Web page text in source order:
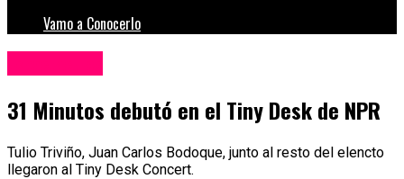
Vamo a Conocerlo
31 Minutos debutó en el Tiny Desk de NPR
Tulio Triviño, Juan Carlos Bodoque, junto al resto del elencto
llegaron al Tiny Desk Concert.